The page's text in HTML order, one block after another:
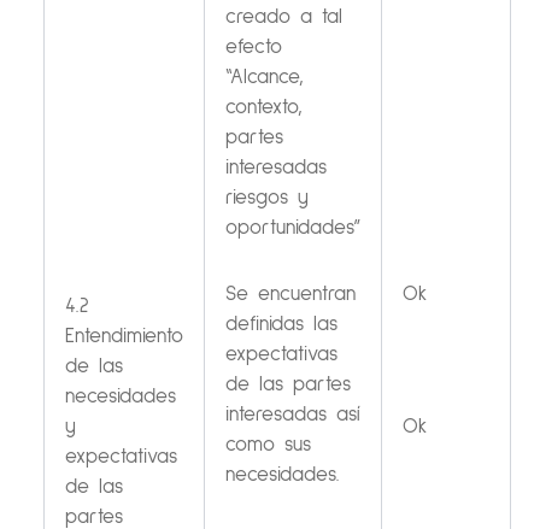
4.2
Entendimiento
de las
necesidades
y
expectativas
de las
partes
creado a tal
efecto
“Alcance,
contexto,
partes
interesadas
riesgos y
oportunidades”
Se encuentran
definidas las
expectativas
de las partes
interesadas así
como sus
necesidades.
Ok
Ok